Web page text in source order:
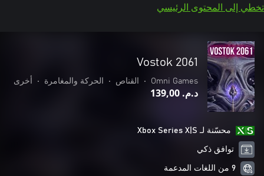
تخطي إلى المحتوى الرئيسي
Vostok 2061
Omni Games
• القناص • الحركة والمغامرة • أخرى
د.م.‏ 139,00
محسّنة لـ Xbox Series X|S
توافق ذكي
9 من اللغات المدعمة